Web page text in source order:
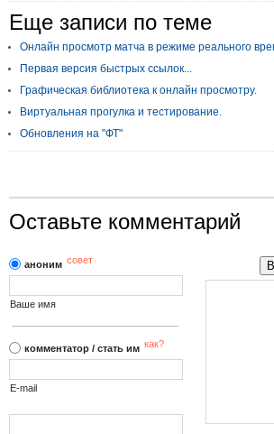
Еще записи по теме
Онлайн просмотр матча в режиме реального
Первая версия быстрых ссылок...
Графическая библиотека к онлайн просмотру.
Виртуальная прогулка и тестирование.
Обновления на "ФТ"
Оставьте комментарий
аноним совет
Ваше имя
комментатор / стать им как?
E-mail
B